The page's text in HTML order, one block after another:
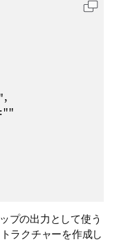
コード
プの出力として使う
ラクチャーを作成し